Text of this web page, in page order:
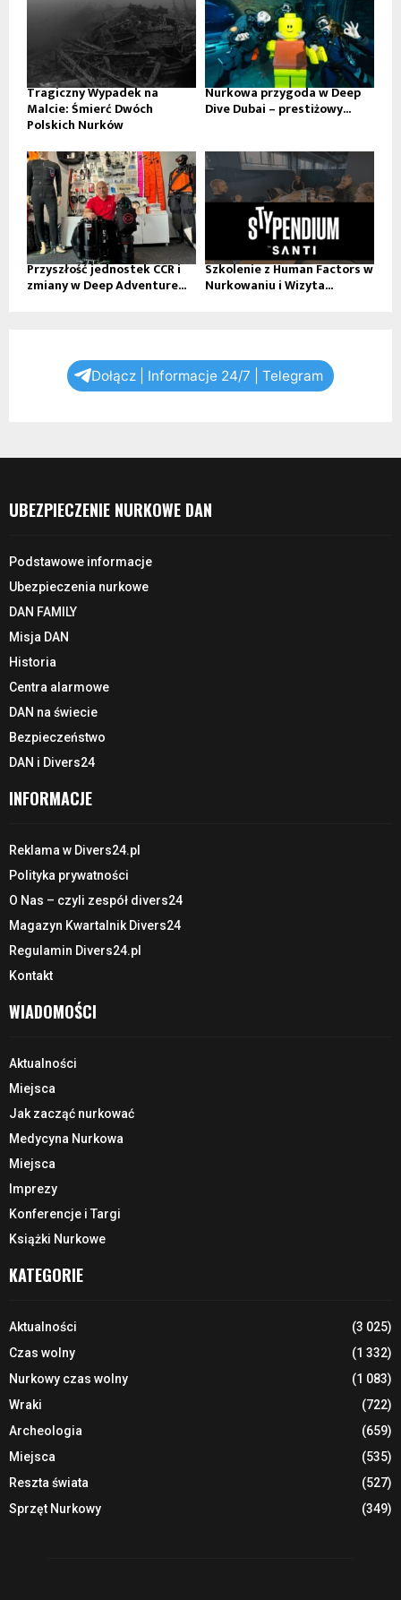
Tragiczny Wypadek na
Malcie: Śmierć Dwóch
Polskich Nurków
Nurkowa przygoda w Deep
Dive Dubai – prestiżowy...
Przyszłość jednostek CCR i
zmiany w Deep Adventure...
Szkolenie z Human Factors w
Nurkowaniu i Wizyta...
Dołącz | Informacje 24/7 | Telegram
UBEZPIECZENIE NURKOWE DAN
Podstawowe informacje
Ubezpieczenia nurkowe
DAN FAMILY
Misja DAN
Historia
Centra alarmowe
DAN na świecie
Bezpieczeństwo
DAN i Divers24
INFORMACJE
Reklama w Divers24.pl
Polityka prywatności
O Nas – czyli zespół divers24
Magazyn Kwartalnik Divers24
Regulamin Divers24.pl
Kontakt
WIADOMOŚCI
Aktualności
Miejsca
Jak zacząć nurkować
Medycyna Nurkowa
Miejsca
Imprezy
Konferencje i Targi
Książki Nurkowe
KATEGORIE
Aktualności
(3 025)
Czas wolny
(1 332)
Nurkowy czas wolny
(1 083)
Wraki
(722)
Archeologia
(659)
Miejsca
(535)
Reszta świata
(527)
Sprzęt Nurkowy
(349)